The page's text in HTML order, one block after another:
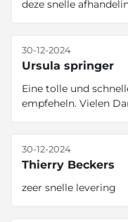
deze snelle
Ursula springer
30-12-2024
Eine tolle und
empfeheln. Vielen
Thierry Beckers
30-12-2024
zeer snelle levering